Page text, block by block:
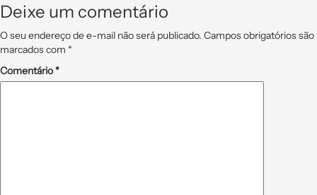
Deixe um comentário
O seu endereço de e-mail não será publicado. Campos obrigatórios são
marcados com *
Comentário*